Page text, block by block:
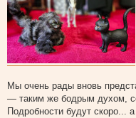
Мы очень рады вновь
— таким же бодрым духом,
Подробности будут скоро...